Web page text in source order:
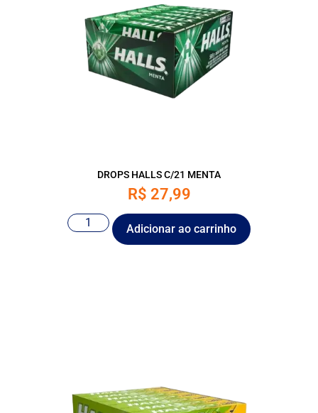
DROPS HALLS C/21 MENTA
R$ 27,99
Adicionar ao carrinho